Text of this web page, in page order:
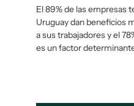
El 89% de las empresas
Uruguay dan beneficios
a sus trabajadores y el
es un factor